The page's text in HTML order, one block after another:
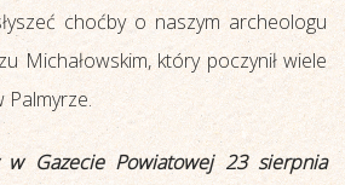
choćby o naszym archeologu
Michałowskim, który poczynił wiele
Palmyrze.
w Gazecie Powiatowej 23 sierpnia